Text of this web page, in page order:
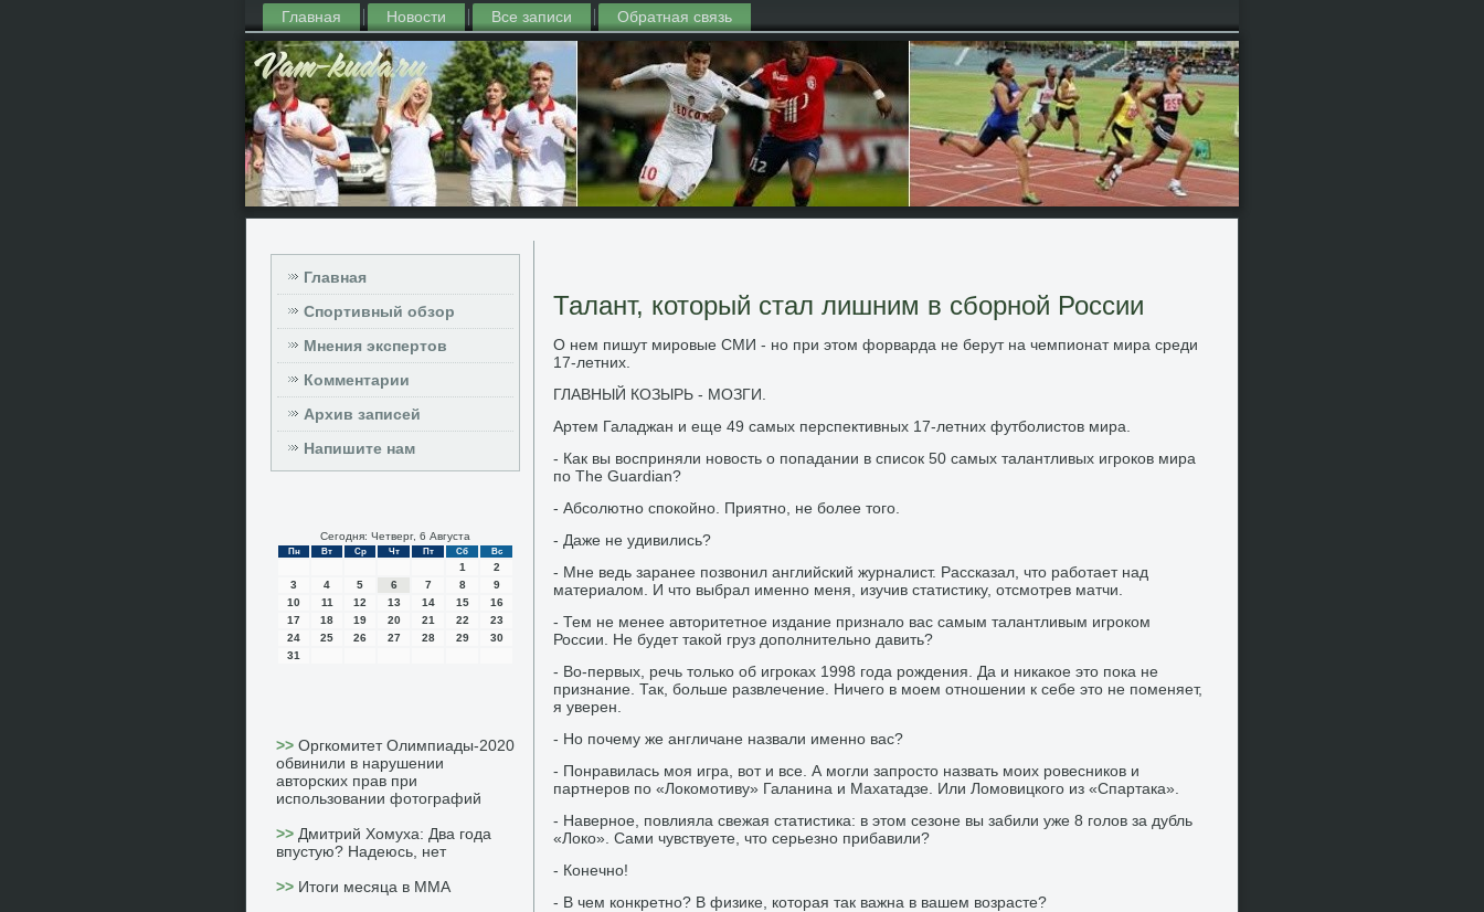
Главная Новости Все записи Обратная связь
Главная
Спортивный обзор
Мнения экспертов
Комментарии
Архив записей
Напишите нам
Сегодня: Четверг, 6 Августа
Пн Вт Ср Чт Пт Сб Вс
1
2
3
4 5 6 7 8
9
10
11 12 13 14 15
16
17
18 19 20 21 22
23
24
25 26 27 28 29
30
31
>> Оргкомитет Олимпиады-2020
обвинили в нарушении
авторских прав при
использовании фотографий
>> Дмитрий Хомуха: Два года
впустую? Надеюсь, нет
>> Итоги месяца в ММА
Талант, который стал лишним в сборной России
О нем пишут мировые СМИ - но при этом форварда не берут на чемпионат мира среди
17-летних.
ГЛАВНЫЙ КОЗЫРЬ - МОЗГИ.
Артем Галаджан и еще 49 самых перспективных 17-летних футболистов мира.
- Как вы восприняли новость о попадании в список 50 самых талантливых игроков мира
по The Guardian?
- Абсолютно спокойно. Приятно, не более того.
- Даже не удивились?
- Мне ведь заранее позвонил английский журналист. Рассказал, что работает над
материалом. И что выбрал именно меня, изучив статистику, отсмотрев матчи.
- Тем не менее авторитетное издание признало вас самым талантливым игроком
России. Не будет такой груз дополнительно давить?
- Во-первых, речь только об игроках 1998 года рождения. Да и никакое это пока не
признание. Так, больше развлечение. Ничего в моем отношении к себе это не поменяет,
я уверен.
- Но почему же англичане назвали именно вас?
- Понравилась моя игра, вот и все. А могли запросто назвать моих ровесников и
партнеров по «Локомотиву» Галанина и Махатадзе. Или Ломовицкого из «Спартака».
- Наверное, повлияла свежая статистика: в этом сезоне вы забили уже 8 голов за дубль
«Локо». Сами чувствуете, что серьезно прибавили?
- Конечно!
- В чем конкретно? В физике, которая так важна в вашем возрасте?